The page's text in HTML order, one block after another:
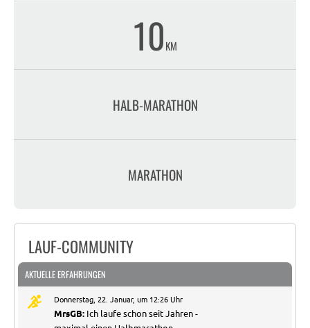
10KM
HALB-MARATHON
MARATHON
LAUF-COMMUNITY
AKTUELLE ERFAHRUNGEN
Donnerstag, 22. Januar, um 12:26 Uhr
MrsGB: Ich laufe schon seit Jahren -